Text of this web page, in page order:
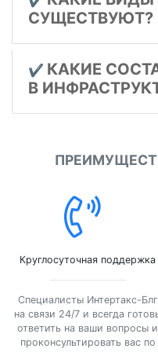
СУЩЕСТВУЮТ?
✔️ КАКИЕ
В
Круглосуточная поддержка
Специалисты Интертакс-Блг
на связи 24/7 и всегда
ответить на ваши вопросы и
проконсультировать вас по